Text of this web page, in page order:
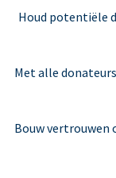
Houd potentiële
Met alle
Bouw vertrouwen